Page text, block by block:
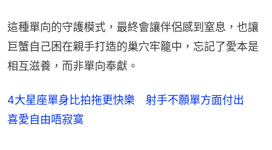
這種單向的守護模式，最終會讓伴侶感到窒息，也讓
巨蟹自己困在親手打造的巢穴牢籠中，忘記了愛本是
相互滋養，而非單向奉獻。
4大星座單身比拍拖更快樂 射手不願單方面付出
喜愛自由唔寂寞